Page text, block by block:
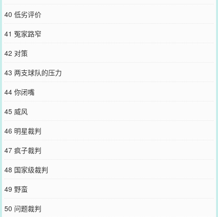
40 低劣评价
41 冤家路窄
42 对策
43 两支球队的压力
44 你闭嘴
45 威风
46 明星裁判
47 疯子裁判
48 国家级裁判
49 野蛮
50 问题裁判